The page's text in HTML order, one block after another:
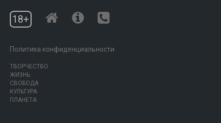
18+
Политика конфиденциальности
ТВОРЧЕСТВО
ЖИЗНЬ
СВОБОДА
КУЛЬТУРА
ПЛАНЕТА